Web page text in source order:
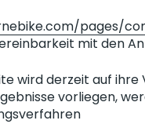
pages/
mit den
wird derzeit auf
vorliegen,